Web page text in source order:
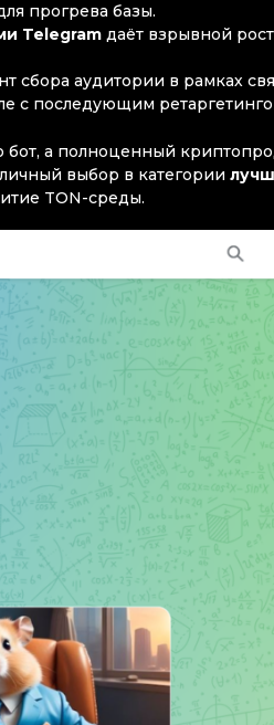
прогрева базы.
Telegram даёт взрывной
сбора аудитории в рамках
с последующим
бот, а полноценный
выбор в категории
TON-среды.